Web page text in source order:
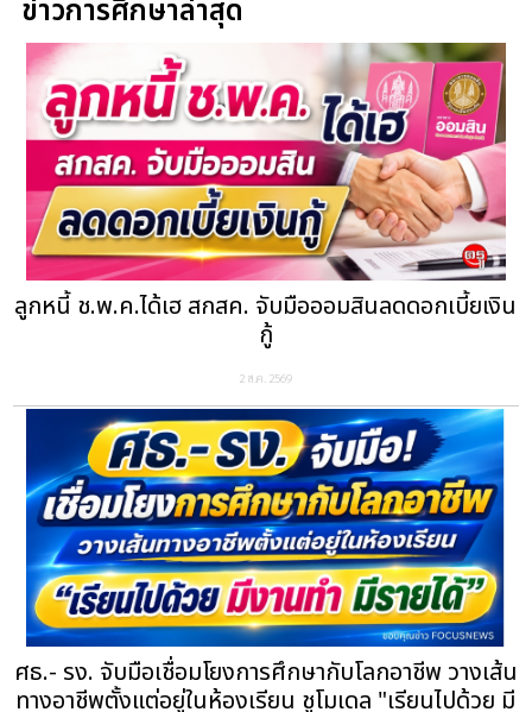
ข่าวการศึกษาล่าสุด
ลูกหนี้ ช.พ.ค.ได้เฮ สกสค. จับมือออมสินลดดอกเบี้ยเงิน
กู้
2 ส.ค. 2569
ศธ.- รง. จับมือเชื่อมโยงการศึกษากับโลกอาชีพ วางเส้น
ทางอาชีพตั้งแต่อยู่ในห้องเรียน ชูโมเดล "เรียนไปด้วย มี